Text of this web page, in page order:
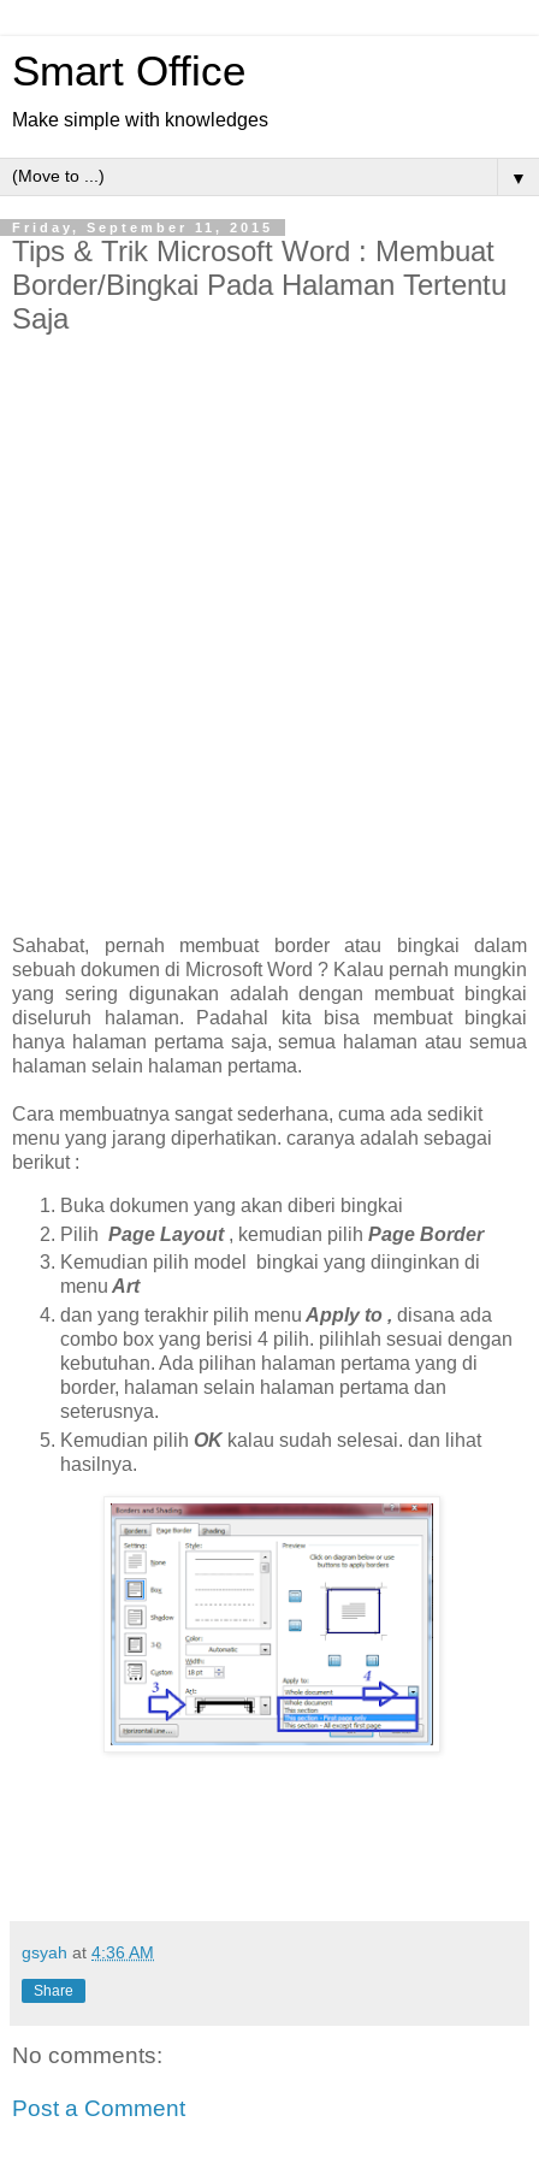
Smart Office
Make simple with knowledges
▼
Friday, September 11, 2015
Tips & Trik Microsoft Word : Membuat
Border/Bingkai Pada Halaman Tertentu
Saja
Sahabat, pernah membuat border atau bingkai dalam
sebuah dokumen di Microsoft Word ? Kalau pernah mungkin
yang sering digunakan adalah dengan membuat bingkai
diseluruh halaman. Padahal kita bisa membuat bingkai
hanya halaman pertama saja, semua halaman atau semua
halaman selain halaman pertama.
Cara membuatnya sangat sederhana, cuma ada sedikit
menu yang jarang diperhatikan. caranya adalah sebagai
berikut :
Buka dokumen yang akan diberi bingkai
Pilih Page Layout, kemudian pilih Page Border
Kemudian pilih model
bingkai yang diinginkan di
menu Art
dan yang terakhir pilih menu Apply to , disana ada
combo box yang berisi 4 pilih. pilihlah sesuai dengan
kebutuhan. Ada pilihan halaman pertama yang di
border, halaman selain halaman pertama dan
seterusnya.
Kemudian pilih OK kalau sudah selesai. dan lihat
hasilnya.
gsyah at 4:36 AM
Share
No comments:
Post a Comment